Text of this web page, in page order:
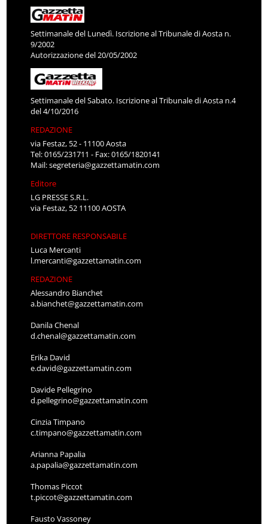
Settimanale del Lunedì. Iscrizione al Tribunale di Aosta n.
9/2002
Autorizzazione del 20/05/2002
Settimanale del Sabato. Iscrizione al Tribunale di Aosta n.4
del 4/10/2016
REDAZIONE
via Festaz, 52 - 11100 Aosta
Tel: 0165/231711 - Fax: 0165/1820141
Mail:segreteria@gazzettamatin.com
Editore
LG PRESSE S.R.L.
via Festaz, 52 11100 AOSTA
DIRETTORE RESPONSABILE
Luca Mercanti
l.mercanti@gazzettamatin.com
REDAZIONE
Alessandro Bianchet
a.bianchet@gazzettamatin.com
Danila Chenal
d.chenal@gazzettamatin.com
Erika David
e.david@gazzettamatin.com
Davide Pellegrino
d.pellegrino@gazzettamatin.com
Cinzia Timpano
c.timpano@gazzettamatin.com
Arianna Papalia
a.papalia@gazzettamatin.com
Thomas Piccot
t.piccot@gazzettamatin.com
Fausto Vassoney